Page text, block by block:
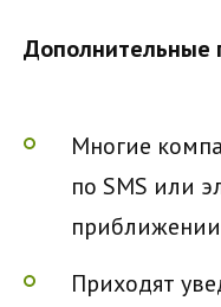
Дополнительные
Многие
по SMS или
Приходят